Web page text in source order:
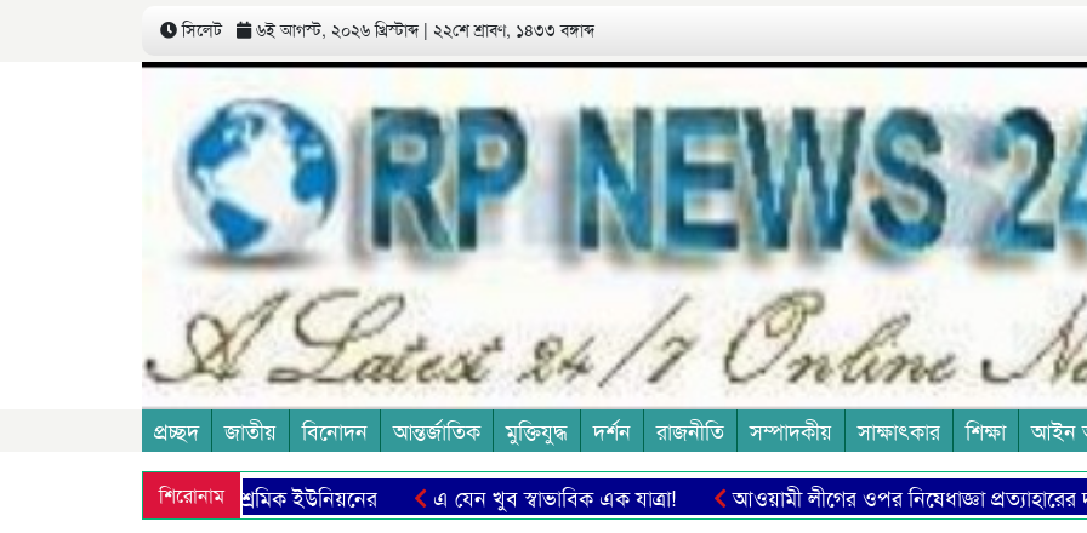
সিলেট ৬ই আগস্ট, ২০২৬ খ্রিস্টাব্দ | ২২শে শ্রাবণ, ১৪৩৩ বঙ্গাব্দ
প্রচ্ছদ জাতীয় বিনোদন আন্তর্জাতিক মুক্তিযুদ্ধ দর্শন রাজনীতি সম্পাদকীয় সাক্ষাৎকার শিক্ষা আইন
শিরোনাম
বৃদ্ধির দাবী চা শ্রমিক ইউনিয়নের এ যেন খুব স্বাভাবিক এক যাত্রা! আওয়ামী লীগের ওপর নিষেধাজ্ঞা প্রত্যাহারের দাবি শেখ